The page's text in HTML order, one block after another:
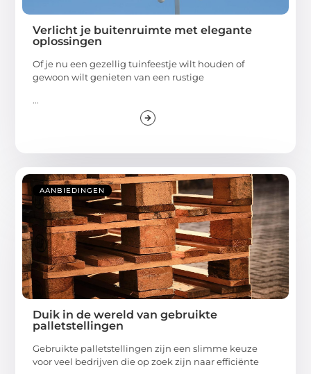
Verlicht je buitenruimte met elegante
oplossingen
Of je nu een gezellig tuinfeestje wilt houden of
gewoon wilt genieten van een rustige
...
AANBIEDINGEN
Duik in de wereld van gebruikte
palletstellingen
Gebruikte palletstellingen zijn een slimme keuze
voor veel bedrijven die op zoek zijn naar efficiënte